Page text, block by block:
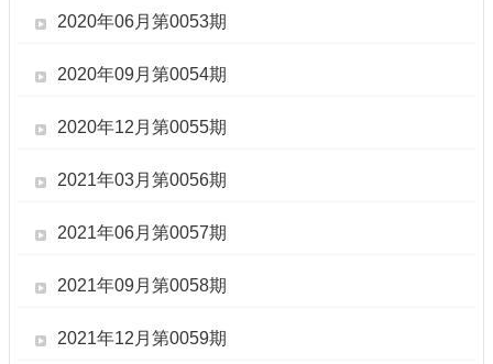
2020年06月第0053期
2020年09月第0054期
2020年12月第0055期
2021年03月第0056期
2021年06月第0057期
2021年09月第0058期
2021年12月第0059期